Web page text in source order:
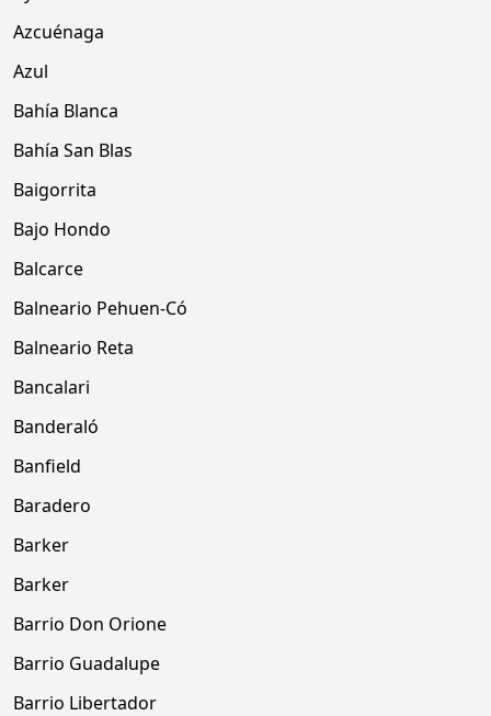
Azcuénaga
Azul
Bahía Blanca
Bahía San Blas
Baigorrita
Bajo Hondo
Balcarce
Balneario Pehuen-Có
Balneario Reta
Bancalari
Banderaló
Banfield
Baradero
Barker
Barker
Barrio Don Orione
Barrio Guadalupe
Barrio Libertador